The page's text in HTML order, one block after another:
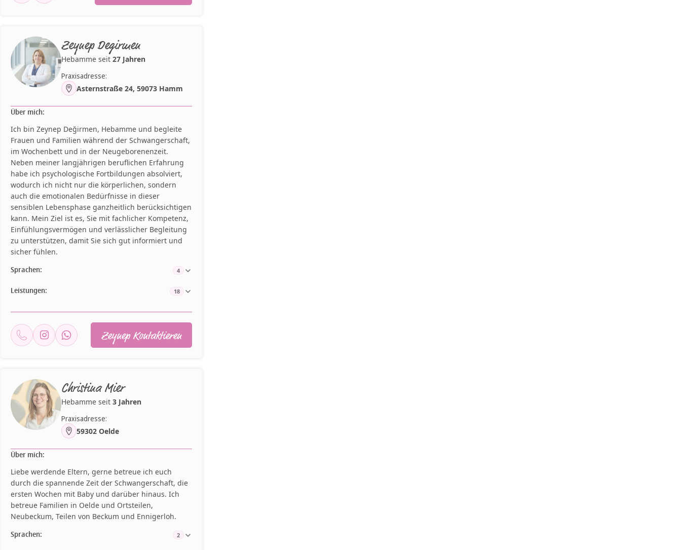
Zeynep Degirmen
Hebamme seit 27 Jahren
Praxisadresse:
Asternstraße 24, 59073 Hamm
Über mich:
Ich bin Zeynep Değirmen, Hebamme und begleite
Frauen und Familien während der Schwangerschaft,
im Wochenbett und in der Neugeborenenzeit.
Neben meiner langjährigen beruflichen Erfahrung
habe ich psychologische Fortbildungen absolviert,
wodurch ich nicht nur die körperlichen, sondern
auch die emotionalen Bedürfnisse in dieser
sensiblen Lebensphase ganzheitlich berücksichtigen
kann. Mein Ziel ist es, Sie mit fachlicher Kompetenz,
Einfühlungsvermögen und verlässlicher Begleitung
zu unterstützen, damit Sie sich gut informiert und
sicher fühlen.
Sprachen: 4
Leistungen: 18
Zeynep Kontaktieren
Christina Mier
Hebamme seit 3 Jahren
Praxisadresse:
59302 Oelde
Über mich:
Liebe werdende Eltern, gerne betreue ich euch
durch die spannende Zeit der Schwangerschaft, die
ersten Wochen mit Baby und darüber hinaus. Ich
betreue Familien in Oelde und Ortsteilen,
Neubeckum, Teilen von Beckum und Ennigerloh.
Sprachen: 2